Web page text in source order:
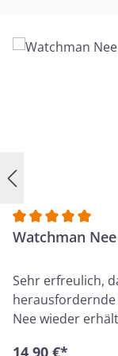
Durchschnittliche
Watchman Nee
Sehr erfreulich,
herausfordernde
Nee wieder